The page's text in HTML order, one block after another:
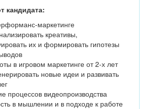
кандидата:
маркетинге
креативы,
их и формировать гипотезы
в игровом маркетинге от 2-х лет
новые идеи и развивать
процессов видеопроизводства
в мышлении и в подходе к работе